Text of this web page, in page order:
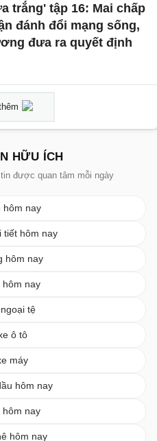
trắng' tập 16: Mai chấp
đánh đổi mạng sống,
đưa ra quyết định
HỮU ÍCH
được quan tâm mỗi ngày
hôm nay
tiết hôm nay
hôm nay
hôm nay
tệ
ô tô
máy
hôm nay
hôm nay
hôm nay